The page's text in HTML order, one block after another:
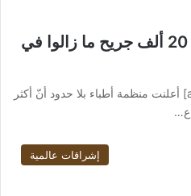
أطباء بلا حدود.. أكثر من 20 ألف جريح ما زالوا في
من صحيفة اشراق العالم 24:[ad_1] أعلنت منظمة أطباء بلا حدود أنّ أكثر
إشراقات عالمية